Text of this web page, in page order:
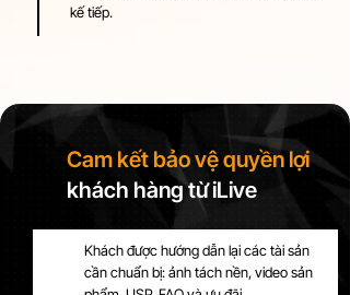
kế tiếp.
Cam kết bảo vệ quyền lợi
khách hàng từ iLive
Khách được hướng dẫn lại các tài sản
cần chuẩn bị: ảnh tách nền, video sản